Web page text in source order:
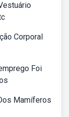
Corporal
Foi
Mamíferos